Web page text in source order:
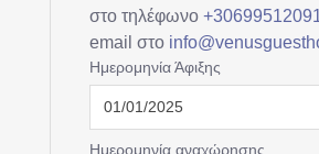
στο τηλέφωνο
email στο
Ημερομηνία Άφιξης
Ημερομηνία αναχώρησης